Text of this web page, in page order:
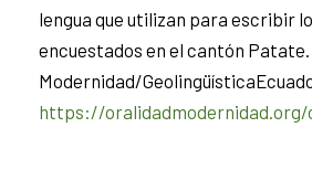
lengua que utilizan para escribir
encuestados en el cantón
Modernidad/
https://